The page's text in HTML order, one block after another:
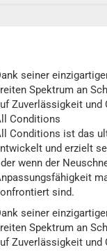
seiner
Spektrum an
Zuverlässigkeit und
Conditions
Conditions ist das
und erzielt
wenn der
sind.
seiner
Spektrum an
Zuverlässigkeit und